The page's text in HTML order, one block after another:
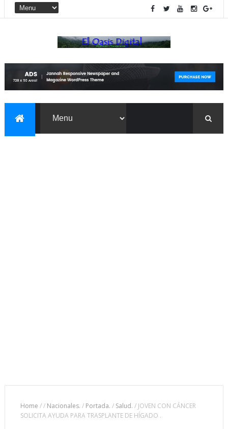
Home // Nacionales. / Portada. / Salud. / JOVEN CON CÁNCER
SOLICITA AYUDA PARA TRASPLANTE DE HÍGADO .